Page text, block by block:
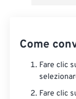
Come
Fare clic
Fare clic